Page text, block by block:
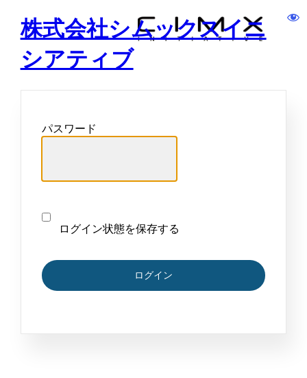
株式会社シムックスイニ
シアティブ
パスワード
ログイン状態を保存する